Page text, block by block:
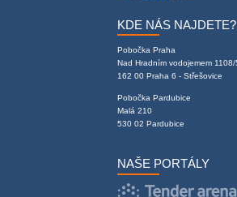
KDE NÁS NAJDETE?
Pobočka Praha
Nad Hradním vodojemem 1108/
162 00 Praha 6 - Střešovice
Pobočka Pardubice
Malá 210
530 02 Pardubice
NAŠE PORTÁLY